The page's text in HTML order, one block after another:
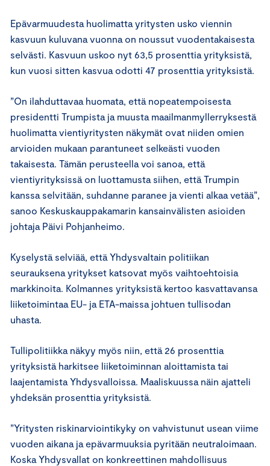
Epävarmuudesta huolimatta yritysten usko viennin
kasvuun kuluvana vuonna on noussut vuodentakaisesta
selvästi. Kasvuun uskoo nyt 63,5 prosenttia yrityksistä,
kun vuosi sitten kasvua odotti 47 prosenttia yrityksistä.
”On ilahduttavaa huomata, että nopeatempoisesta
presidentti Trumpista ja muusta maailmanmyllerryksestä
huolimatta vientiyritysten näkymät ovat niiden omien
arvioiden mukaan parantuneet selkeästi vuoden
takaisesta. Tämän perusteella voi sanoa, että
vientiyrityksissä on luottamusta siihen, että Trumpin
kanssa selvitään, suhdanne paranee ja vienti alkaa vetää”,
sanoo Keskuskauppakamarin kansainvälisten asioiden
johtaja Päivi Pohjanheimo.
Kyselystä selviää, että Yhdysvaltain politiikan
seurauksena yritykset katsovat myös vaihtoehtoisia
markkinoita. Kolmannes yrityksistä kertoo kasvattavansa
liiketoimintaa EU- ja ETA-maissa johtuen tullisodan
uhasta.
Tullipolitiikka näkyy myös niin, että 26 prosenttia
yrityksistä harkitsee liiketoiminnan aloittamista tai
laajentamista Yhdysvalloissa. Maaliskuussa näin ajatteli
yhdeksän prosenttia yrityksistä.
”Yritysten riskinarviointikyky on vahvistunut usean viime
vuoden aikana ja epävarmuuksia pyritään neutraloimaan.
Koska Yhdysvallat on konkreettinen mahdollisuus